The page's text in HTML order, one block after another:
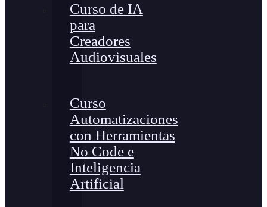
Curso de IA
para
Creadores
Audiovisuales
Curso
Automatizaciones
con Herramientas
No Code e
Inteligencia
Artificial